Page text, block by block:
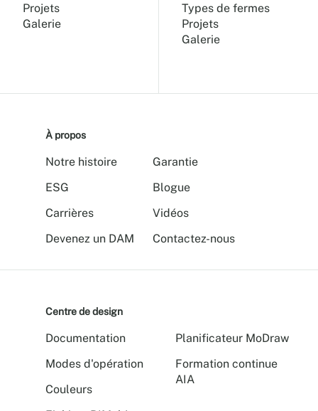
Projets
Galerie
Types de fermes
Projets
Galerie
À propos
Notre histoire
ESG
Carrières
Devenez un DAM
Garantie
Blogue
Vidéos
Contactez-nous
Centre de design
Documentation
Modes d'opération
Couleurs
Planificateur MoDraw
Formation continue
AIA